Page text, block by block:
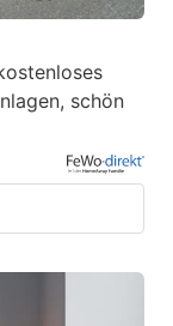
schön